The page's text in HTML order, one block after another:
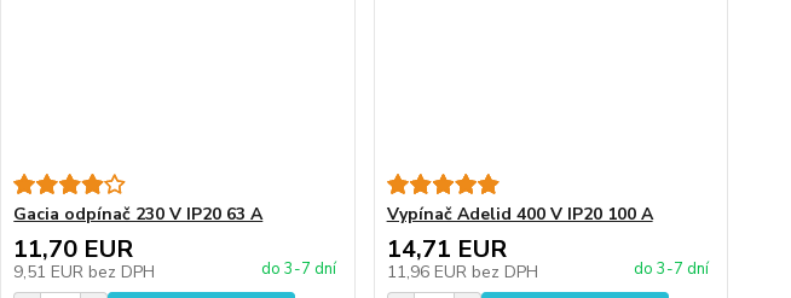
Gacia odpínač 230 V IP20 63 A
11,70 EUR
9,51 EUR bez DPH do 3-7 dní
Vypínač Adelid 400 V IP20 100 A
14,71 EUR
11,96 EUR bez DPH do 3-7 dní